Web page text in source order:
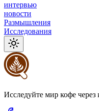
интервью
новости
Размышления
Исследования
Исследуйте мир кофе через